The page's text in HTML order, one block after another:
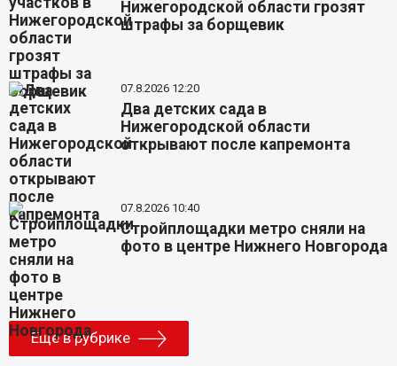
Нижегородской области грозят
штрафы за борщевик
07.8.2026 12:20
Два детских сада в
Нижегородской области
открывают после капремонта
07.8.2026 10:40
Стройплощадки метро сняли на
фото в центре Нижнего Новгорода
Еще в рубрике